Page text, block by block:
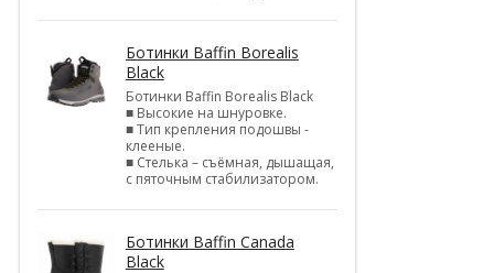
Ботинки Baffin Borealis
Black
Ботинки Baffin Borealis Black
■ Высокие на шнуровке.
■ Тип крепления подошвы -
клееные.
■ Стелька – съёмная, дышащая,
с пяточным стабилизатором.
Ботинки Baffin Canada
Black